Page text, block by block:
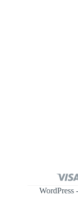
Copyright © 2026 شركة الوسام الإمارات - WordPress